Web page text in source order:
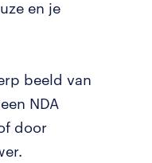
en je
beeld van
NDA
door